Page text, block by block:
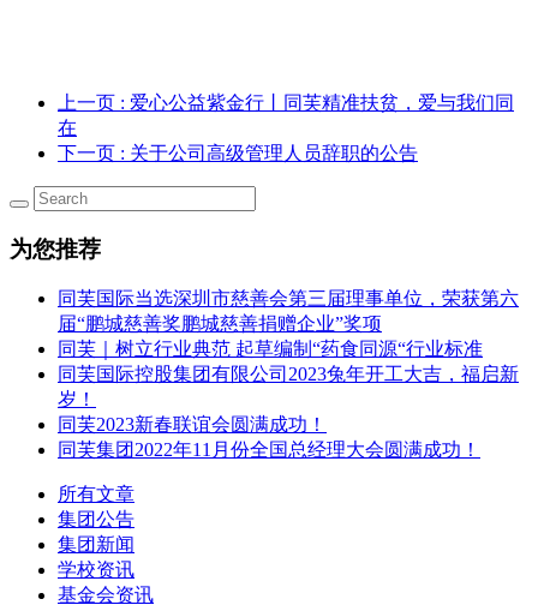
上一页 : 爱心公益紫金行丨同芙精准扶贫，爱与我们同
在
下一页 : 关于公司高级管理人员辞职的公告
为您推荐
同芙国际当选深圳市慈善会第三届理事单位，荣获第六
届“鹏城慈善奖鹏城慈善捐赠企业”奖项
同芙｜树立行业典范 起草编制“药食同源“行业标准
同芙国际控股集团有限公司2023兔年开工大吉，福启新
岁！
同芙2023新春联谊会圆满成功！
同芙集团2022年11月份全国总经理大会圆满成功！
所有文章
集团公告
集团新闻
学校资讯
基金会资讯